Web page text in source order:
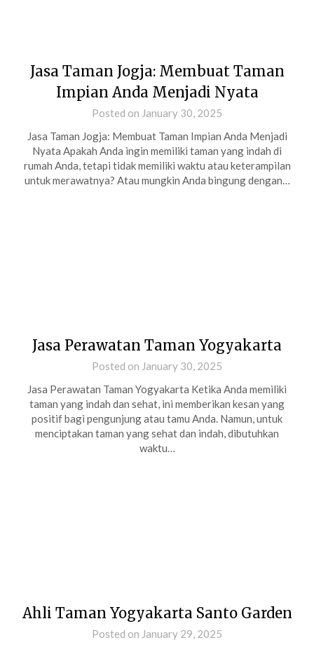
Jasa Taman Jogja: Membuat Taman
Impian Anda Menjadi Nyata
Posted on January 30, 2025
Jasa Taman Jogja: Membuat Taman Impian Anda Menjadi
Nyata Apakah Anda ingin memiliki taman yang indah di
rumah Anda, tetapi tidak memiliki waktu atau keterampilan
untuk merawatnya? Atau mungkin Anda bingung dengan…
Jasa Perawatan Taman Yogyakarta
Posted on January 30, 2025
Jasa Perawatan Taman Yogyakarta Ketika Anda memiliki
taman yang indah dan sehat, ini memberikan kesan yang
positif bagi pengunjung atau tamu Anda. Namun, untuk
menciptakan taman yang sehat dan indah, dibutuhkan
waktu…
Ahli Taman Yogyakarta Santo Garden
Posted on January 29, 2025